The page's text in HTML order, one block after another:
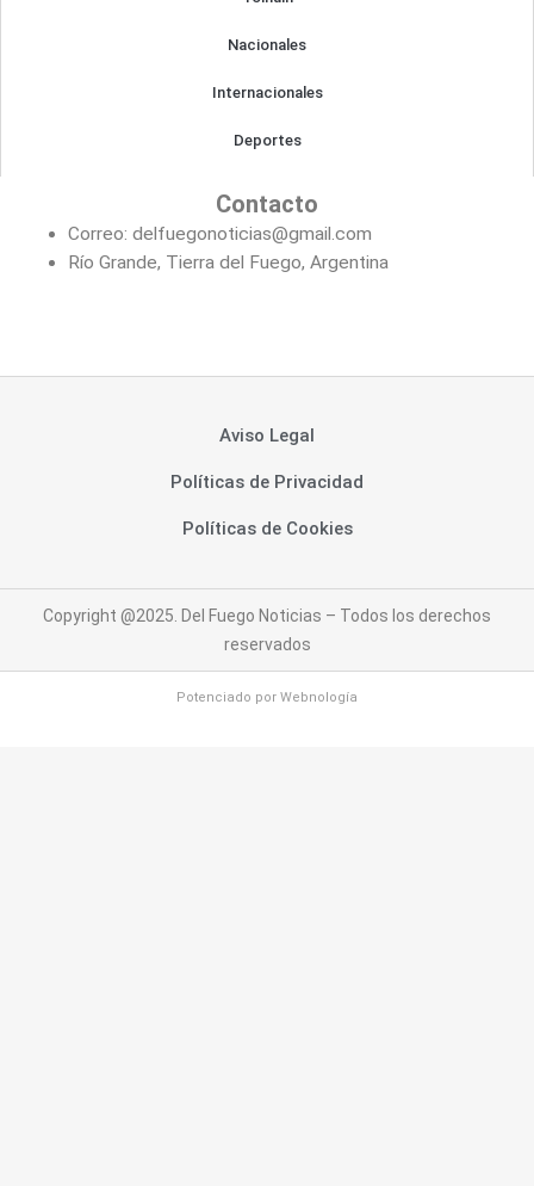
Nacionales
Internacionales
Deportes
Contacto
Correo: delfuegonoticias@gmail.com
Río Grande, Tierra del Fuego, Argentina
Aviso Legal
Políticas de Privacidad
Políticas de Cookies
Copyright @2025. Del Fuego Noticias – Todos los derechos
reservados
Potenciado por Webnología